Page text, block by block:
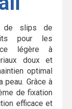
de slips de
pour les
légère à
doux et
optimal
Grâce à
de fixation
efficace et